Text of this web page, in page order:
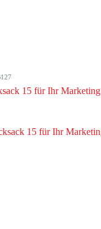
15 für Ihr Marketing